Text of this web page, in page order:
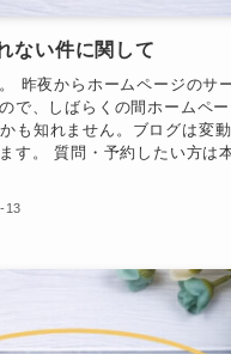
ない件に関して
昨夜からホームページのサ
で、しばらくの間ホームペ
も知れません。ブログは変動
す。 質問・予約したい方は
13